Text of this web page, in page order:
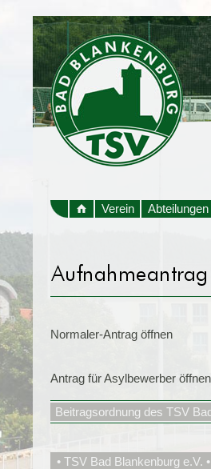
Verein Abteilungen
Normaler-Antrag öffnen
Antrag für Asylbewerber öffnen
Beitragsordnung des TSV
• TSV Bad Blankenburg e.V.